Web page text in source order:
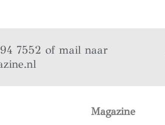
7552 of mail naar
Magazine